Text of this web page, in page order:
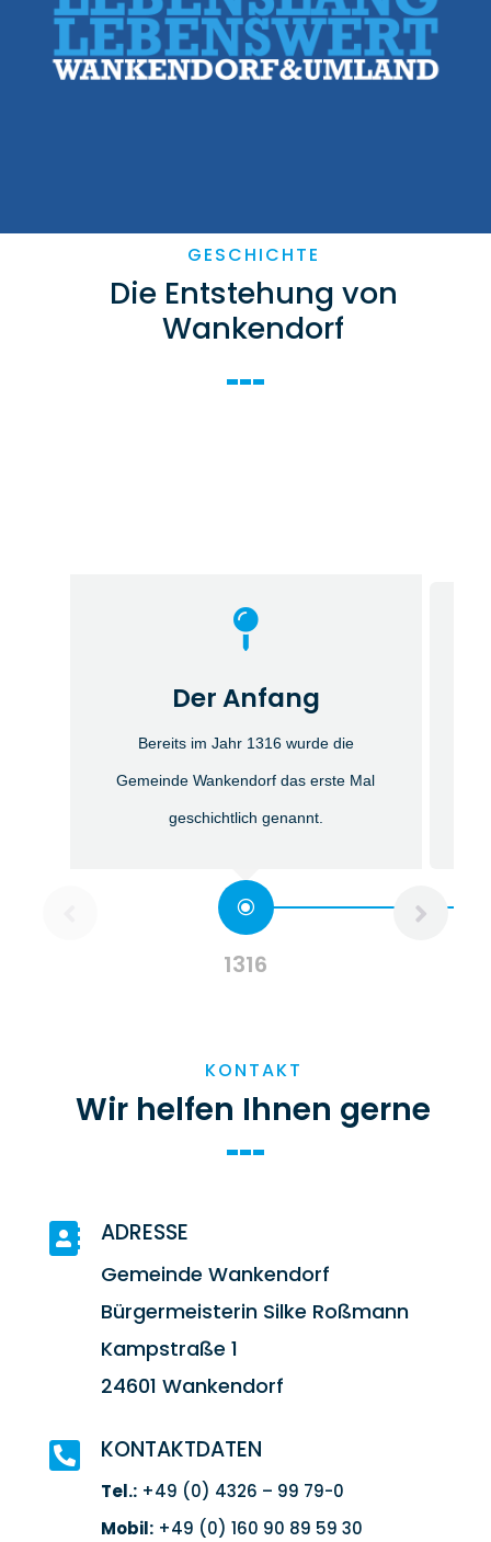
GESCHICHTE
Die Entstehung von
Wankendorf
1316

Der Anfang
Bereits im Jahr 1316 wurde die
Gemeinde Wankendorf das erste Mal
geschichtlich genannt.
KONTAKT
Wir helfen Ihnen gerne
 ADRESSE
Gemeinde Wankendorf
Bürgermeisterin Silke Roßmann
Kampstraße 1
24601 Wankendorf
 KONTAKTDATEN
Tel.:+49 (0) 4326 – 99 79-0
Mobil:+49 (0) 160 90 89 59 30